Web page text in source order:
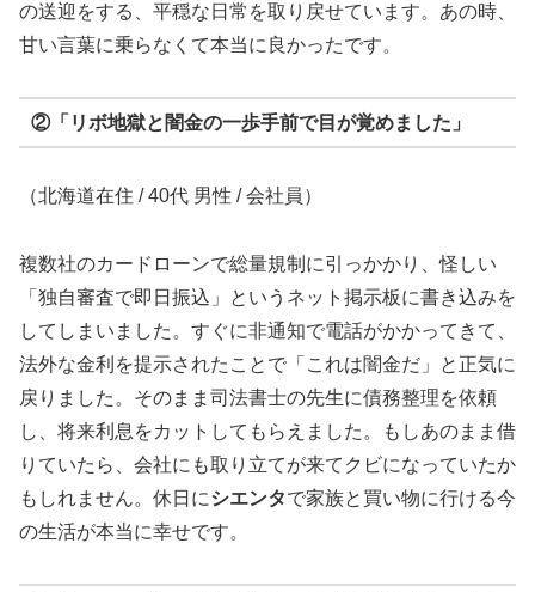
の送迎をする、平穏な日常を取り戻せています。あの時、
甘い言葉に乗らなくて本当に良かったです。
②「リボ地獄と闇金の一歩手前で目が覚めました」
（北海道在住 / 40代 男性 / 会社員）
複数社のカードローンで総量規制に引っかかり、怪しい
「独自審査で即日振込」というネット掲示板に書き込みを
してしまいました。すぐに非通知で電話がかかってきて、
法外な金利を提示されたことで「これは闇金だ」と正気に
戻りました。そのまま司法書士の先生に債務整理を依頼
し、将来利息をカットしてもらえました。もしあのまま借
りていたら、会社にも取り立てが来てクビになっていたか
もしれません。休日にシエンタで家族と買い物に行ける今
の生活が本当に幸せです。